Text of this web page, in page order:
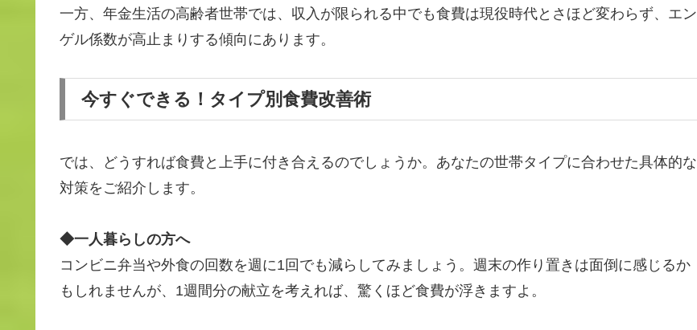
一方、年金生活の高齢者世帯では、収入が限られる中でも食費は現役時代とさほど変わらず、エン
ゲル係数が高止まりする傾向にあります。
今すぐできる！タイプ別食費改善術
では、どうすれば食費と上手に付き合えるのでしょうか。あなたの世帯タイプに合わせた具体的な
対策をご紹介します。
◆一人暮らしの方へ
コンビニ弁当や外食の回数を週に1回でも減らしてみましょう。週末の作り置きは面倒に感じるか
もしれませんが、1週間分の献立を考えれば、驚くほど食費が浮きますよ。